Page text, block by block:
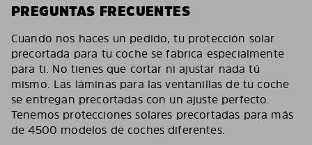
PREGUNTAS FRECUENTES
Cuando nos haces un pedido, tu protección solar
precortada para tu coche se fabrica especialmente
para ti. No tienes que cortar ni ajustar nada tú
mismo. Las láminas para las ventanillas de tu coche
se entregan precortadas con un ajuste perfecto.
Tenemos protecciones solares precortadas para más
de 4500 modelos de coches diferentes.